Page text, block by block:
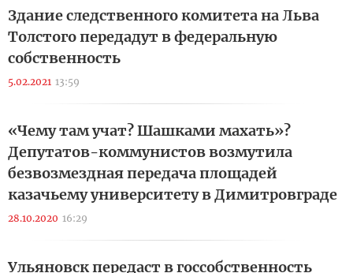
Здание следственного комитета на Льва
Толстого передадут в федеральную
собственность
5.02.2021 13:59
«Чему там учат? Шашками махать»?
Депутатов-коммунистов возмутила
безвозмездная передача площадей
казачьему университету в Димитровграде
28.10.2020 16:29
Ульяновск передаст в госсобственность